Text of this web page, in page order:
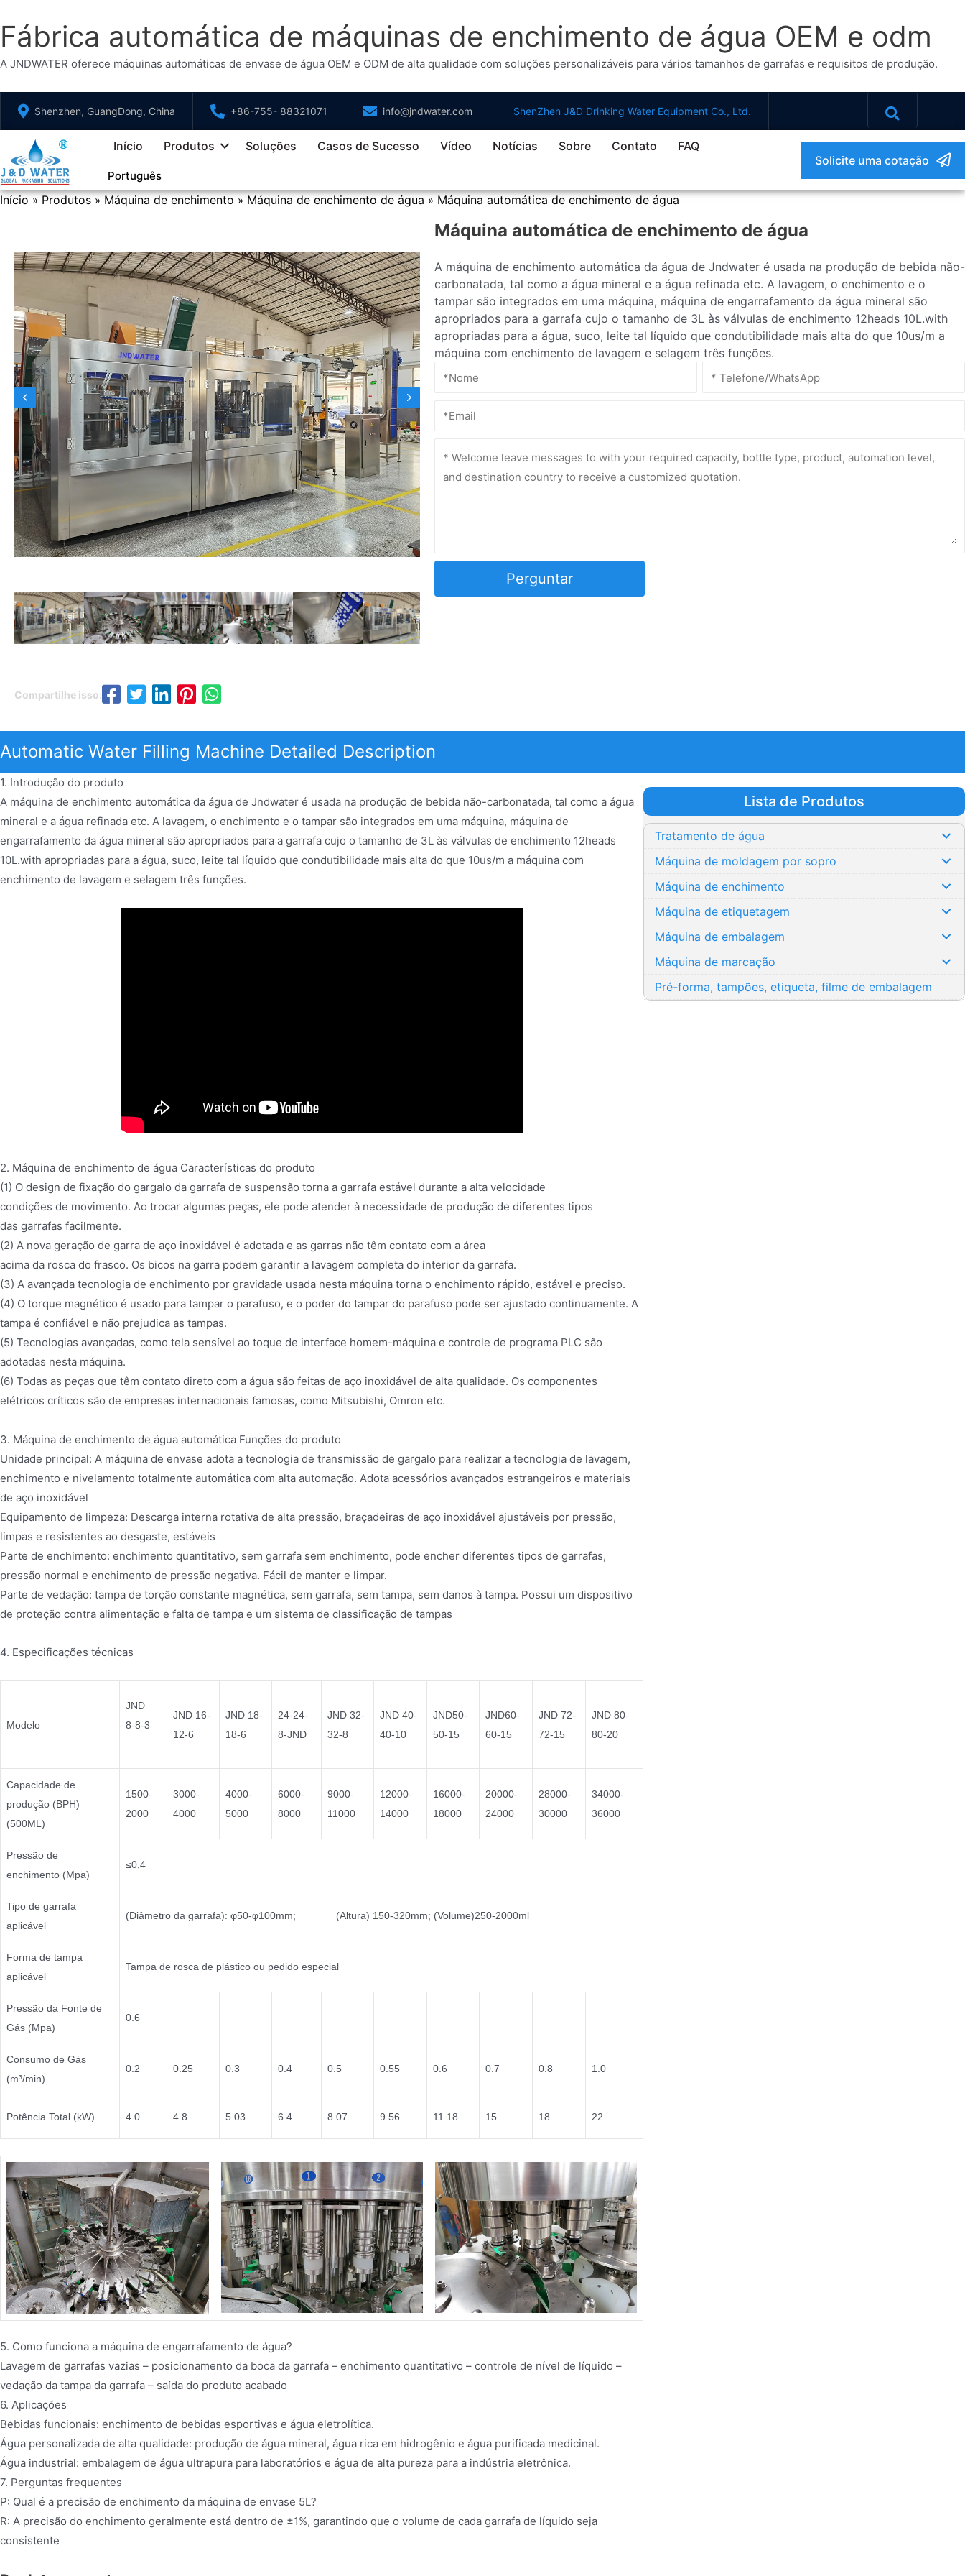
Fábrica automática de máquinas de enchimento de água OEM e odm
A JNDWATER oferece máquinas automáticas de envase de água OEM e ODM de alta qualidade com soluções personalizáveis para vários tamanhos de garrafas e requisitos de produção.
conteúdo
Shenzhen, GuangDong, China +86-755- 88321071 info@jndwater.com ShenZhen J&D Drinking Water Equipment Co., Ltd.
Início Produtos Soluções Casos de Sucesso Vídeo Notícias Sobre Contato FAQ
Português
Solicite uma cotação
Início » Produtos » Máquina de enchimento » Máquina de enchimento de água » Máquina automática de enchimento de água
Compartilhe isso:
Máquina automática de enchimento de água
A máquina de enchimento automática da água de Jndwater é usada na produção de bebida não-
carbonatada, tal como a água mineral e a água refinada etc. A lavagem, o enchimento e o
tampar são integrados em uma máquina, máquina de engarrafamento da água mineral são
apropriados para a garrafa cujo o tamanho de 3L às válvulas de enchimento 12heads 10L.with
apropriadas para a água, suco, leite tal líquido que condutibilidade mais alta do que 10us/m a
máquina com enchimento de lavagem e selagem três funções.
Perguntar
Automatic Water Filling Machine Detailed Description
1. Introdução do produto
A máquina de enchimento automática da água de Jndwater é usada na produção de bebida não-carbonatada, tal como a água
mineral e a água refinada etc. A lavagem, o enchimento e o tampar são integrados em uma máquina, máquina de
engarrafamento da água mineral são apropriados para a garrafa cujo o tamanho de 3L às válvulas de enchimento 12heads
10L.with apropriadas para a água, suco, leite tal líquido que condutibilidade mais alta do que 10us/m a máquina com
enchimento de lavagem e selagem três funções.
2. Máquina de enchimento de água Características do produto
(1) O design de fixação do gargalo da garrafa de suspensão torna a garrafa estável durante a alta velocidade
condições de movimento. Ao trocar algumas peças, ele pode atender à necessidade de produção de diferentes tipos
das garrafas facilmente.
(2) A nova geração de garra de aço inoxidável é adotada e as garras não têm contato com a área
acima da rosca do frasco. Os bicos na garra podem garantir a lavagem completa do interior da garrafa.
(3) A avançada tecnologia de enchimento por gravidade usada nesta máquina torna o enchimento rápido, estável e preciso.
(4) O torque magnético é usado para tampar o parafuso, e o poder do tampar do parafuso pode ser ajustado continuamente. A
tampa é confiável e não prejudica as tampas.
(5) Tecnologias avançadas, como tela sensível ao toque de interface homem-máquina e controle de programa PLC são
adotadas nesta máquina.
(6) Todas as peças que têm contato direto com a água são feitas de aço inoxidável de alta qualidade. Os componentes
elétricos críticos são de empresas internacionais famosas, como Mitsubishi, Omron etc.
3. Máquina de enchimento de água automática Funções do produto
Unidade principal: A máquina de envase adota a tecnologia de transmissão de gargalo para realizar a tecnologia de lavagem,
enchimento e nivelamento totalmente automática com alta automação. Adota acessórios avançados estrangeiros e materiais
de aço inoxidável
Equipamento de limpeza: Descarga interna rotativa de alta pressão, braçadeiras de aço inoxidável ajustáveis por pressão,
limpas e resistentes ao desgaste, estáveis
Parte de enchimento: enchimento quantitativo, sem garrafa sem enchimento, pode encher diferentes tipos de garrafas,
pressão normal e enchimento de pressão negativa. Fácil de manter e limpar.
Parte de vedação: tampa de torção constante magnética, sem garrafa, sem tampa, sem danos à tampa. Possui um dispositivo
de proteção contra alimentação e falta de tampa e um sistema de classificação de tampas
4. Especificações técnicas
Modelo
JND
8-8-3
JND 16-
12-6
JND 18-
18-6
24-24-
8-JND
JND 32-
32-8
JND 40-
40-10
JND50-
50-15
JND60-
60-15
JND 72-
72-15
JND 80-
80-20
Capacidade de
produção (BPH)
(500ML)
1500-
2000
3000-
4000
4000-
5000
6000-
8000
9000-
11000
12000-
14000
16000-
18000
20000-
24000
28000-
30000
34000-
36000
Pressão de
enchimento (Mpa)
≤0,4
Tipo de garrafa
aplicável
(Diâmetro da garrafa): φ50-φ100mm; (Altura) 150-320mm; (Volume)250-2000ml
Forma de tampa
aplicável
Tampa de rosca de plástico ou pedido especial
Pressão da Fonte de
Gás (Mpa)
0.6
Consumo de Gás
(m³/min)
0.2 0.25 0.3 0.4 0.5 0.55 0.6 0.7 0.8 1.0
Potência Total (kW) 4.0 4.8 5.03 6.4 8.07 9.56 11.18 15 18 22
5. Como funciona a máquina de engarrafamento de água?
Lavagem de garrafas vazias – posicionamento da boca da garrafa – enchimento quantitativo – controle de nível de líquido –
vedação da tampa da garrafa – saída do produto acabado
6. Aplicações
Bebidas funcionais: enchimento de bebidas esportivas e água eletrolítica.
Água personalizada de alta qualidade: produção de água mineral, água rica em hidrogênio e água purificada medicinal.
Água industrial: embalagem de água ultrapura para laboratórios e água de alta pureza para a indústria eletrônica.
7. Perguntas frequentes
P: Qual é a precisão de enchimento da máquina de envase 5L?
R: A precisão do enchimento geralmente está dentro de ±1%, garantindo que o volume de cada garrafa de líquido seja
consistente
Lista de Produtos
Tratamento de água
Máquina de moldagem por sopro
Máquina de enchimento
Máquina de etiquetagem
Máquina de embalagem
Máquina de marcação
Pré-forma, tampões, etiqueta, filme de embalagem